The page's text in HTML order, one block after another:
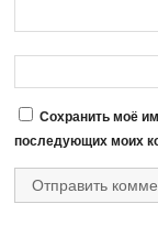
Сохранить моё
последующих моих